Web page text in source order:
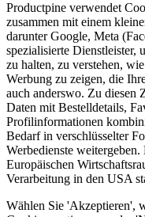
Productpine verwendet
zusammen mit einem
darunter Google, Meta
spezialisierte Dienstleister,
zu halten, zu verstehen,
Werbung zu zeigen, die
auch anderswo. Zu
Daten mit Bestelldetails,
Profilinformationen
Bedarf in verschlüsselter
Werbedienste
Europäischen
Verarbeitung in den USA
Wählen Sie 'Akzeptieren',